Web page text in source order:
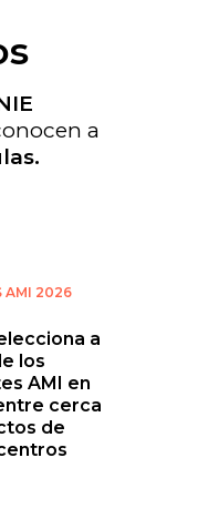
a
AMI 2026
a
los
AMI en
cerca
de